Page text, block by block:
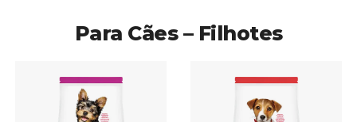
Para Cães – Filhotes